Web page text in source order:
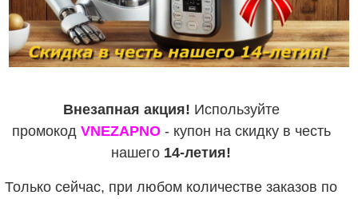
Внезапная акция! Используйте
промокод VNEZAPNO- купон на скидку в честь
нашего 14-летия!
Только сейчас, при любом количестве заказов по